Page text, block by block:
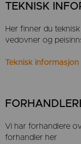
TEKNISK
Her finner du
vedovner og
Teknisk informasjon
Vi har forhandlere
forhandler her